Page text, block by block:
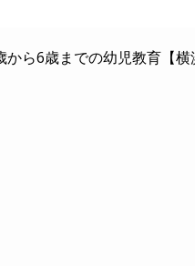
ら6歳までの幼児教育【横